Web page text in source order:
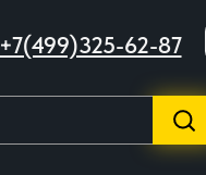
+7(499)325-62-87